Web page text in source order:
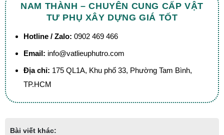
NAM THÀNH – CHUYÊN CUNG CẤP VẬT
TƯ PHỤ XÂY DỰNG GIÁ TỐT
Hotline / Zalo: 0902 469 466
Email: info@vatlieuphutro.com
Địa chỉ: 175 QL1A, Khu phố 33, Phường Tam Bình,
TP.HCM
Bài viết khác: